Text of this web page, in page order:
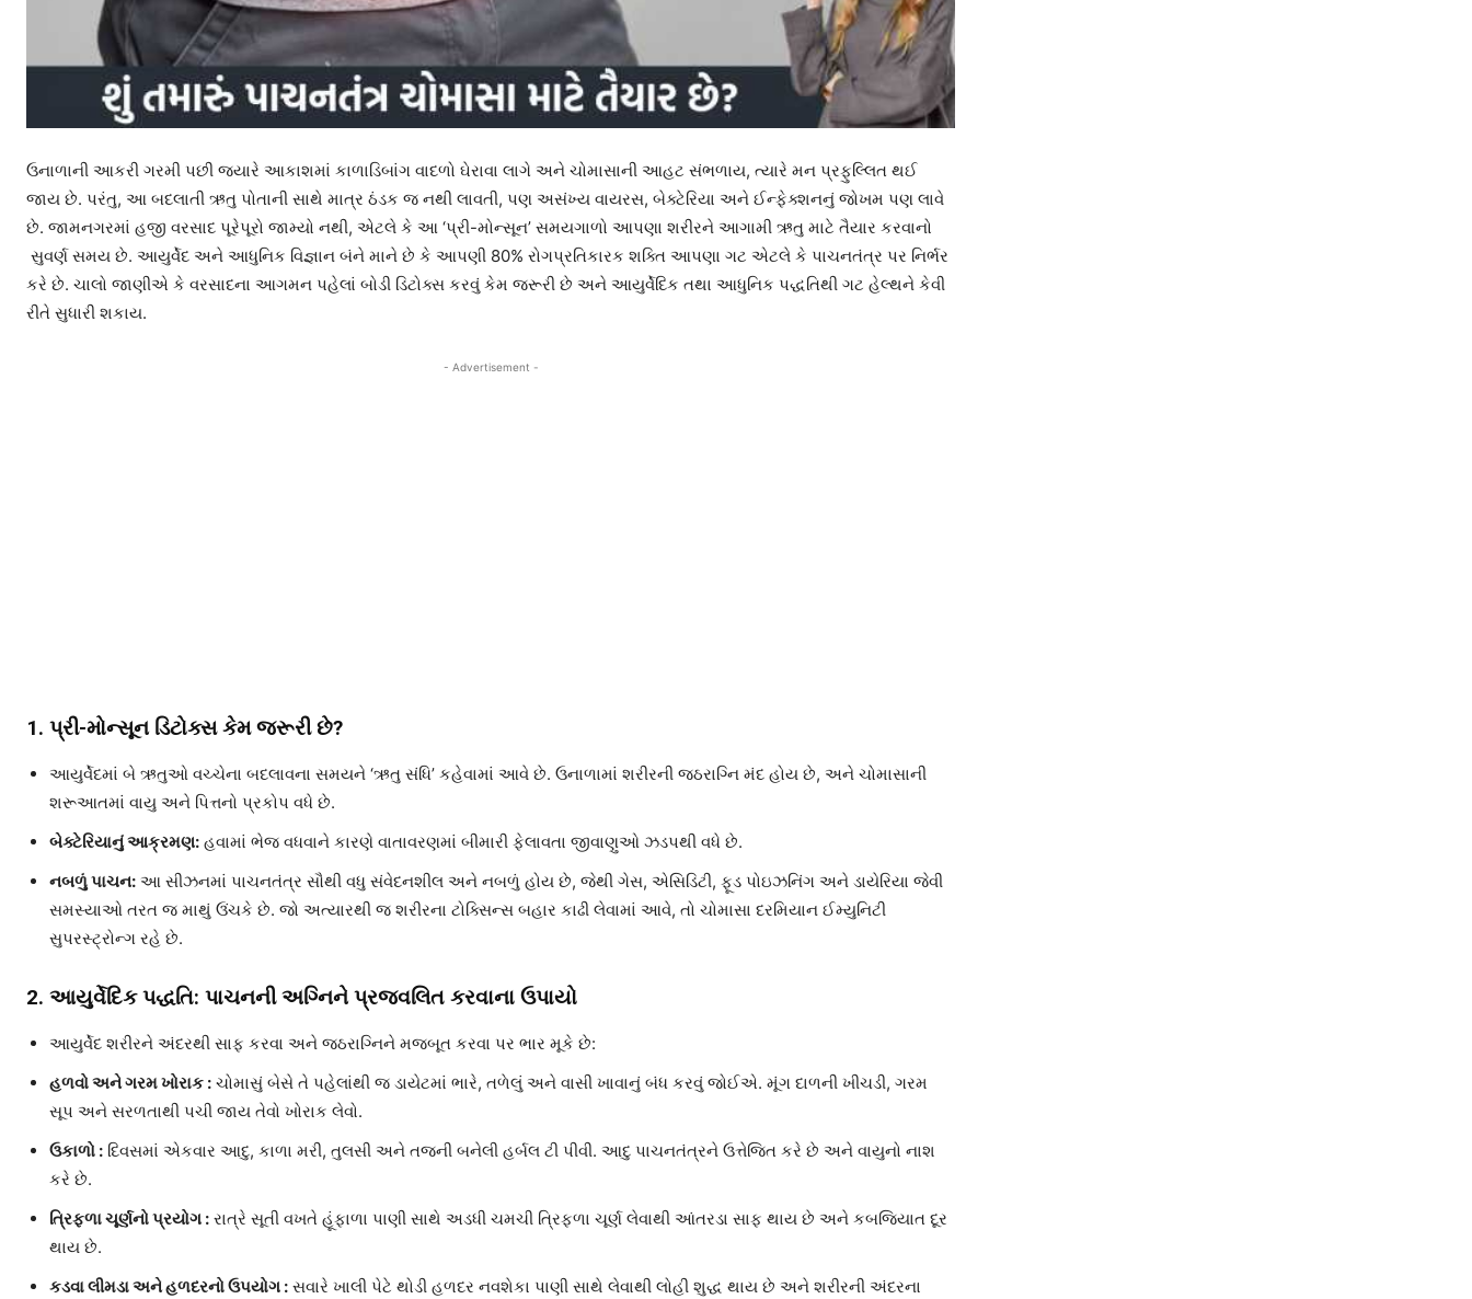
ઉનાળાની આકરી ગરમી પછી જ્યારે આકાશમાં કાળાડિબાંગ વાદળો ઘેરાવા લાગે અને ચોમાસાની આહટ સંભળાય, ત્યારે મન પ્રફુલ્લિત થઈ
જાય છે. પરંતુ, આ બદલાતી ઋતુ પોતાની સાથે માત્ર ઠંડક જ નથી લાવતી, પણ અસંખ્ય વાયરસ, બેક્ટેરિયા અને ઈન્ફેક્શનનું જોખમ પણ લાવે
છે. જામનગરમાં હજી વરસાદ પૂરેપૂરો જામ્યો નથી, એટલે કે આ ‘પ્રી-મોન્સૂન’ સમયગાળો આપણા શરીરને આગામી ઋતુ માટે તૈયાર કરવાનો
સુવર્ણ સમય છે. આયુર્વેદ અને આધુનિક વિજ્ઞાન બંને માને છે કે આપણી 80% રોગપ્રતિકારક શક્તિ આપણા ગટ એટલે કે પાચનતંત્ર પર નિર્ભર
કરે છે. ચાલો જાણીએ કે વરસાદના આગમન પહેલાં બોડી ડિટોક્સ કરવું કેમ જરૂરી છે અને આયુર્વેદિક તથા આધુનિક પદ્ધતિથી ગટ હેલ્થને કેવી
રીતે સુધારી શકાય.
- Advertisement -
1. પ્રી-મોન્સૂન ડિટોક્સ કેમ જરૂરી છે?
આયુર્વેદમાં બે ઋતુઓ વચ્ચેના બદલાવના સમયને ‘ઋતુ સંધિ’ કહેવામાં આવે છે. ઉનાળામાં શરીરની જઠરાગ્નિ મંદ હોય છે, અને ચોમાસાની
શરૂઆતમાં વાયુ અને પિત્તનો પ્રકોપ વધે છે.
બેક્ટેરિયાનું આક્રમણ: હવામાં ભેજ વધવાને કારણે વાતાવરણમાં બીમારી ફેલાવતા જીવાણુઓ ઝડપથી વધે છે.
નબળું પાચન: આ સીઝનમાં પાચનતંત્ર સૌથી વધુ સંવેદનશીલ અને નબળું હોય છે, જેથી ગેસ, એસિડિટી, ફૂડ પોઇઝનિંગ અને ડાયેરિયા જેવી
સમસ્યાઓ તરત જ માથું ઉંચકે છે. જો અત્યારથી જ શરીરના ટોક્સિન્સ બહાર કાઢી લેવામાં આવે, તો ચોમાસા દરમિયાન ઈમ્યુનિટી
સુપરસ્ટ્રોન્ગ રહે છે.
2. આયુર્વેદિક પદ્ધતિ: પાચનની અગ્નિને પ્રજ્વલિત કરવાના ઉપાયો
આયુર્વેદ શરીરને અંદરથી સાફ કરવા અને જઠરાગ્નિને મજબૂત કરવા પર ભાર મૂકે છે:
હળવો અને ગરમ ખોરાક : ચોમાસું બેસે તે પહેલાંથી જ ડાયેટમાં ભારે, તળેલું અને વાસી ખાવાનું બંધ કરવું જોઈએ. મૂંગ દાળની ખીચડી, ગરમ
સૂપ અને સરળતાથી પચી જાય તેવો ખોરાક લેવો.
ઉકાળો : દિવસમાં એકવાર આદુ, કાળા મરી, તુલસી અને તજની બનેલી હર્બલ ટી પીવી. આદુ પાચનતંત્રને ઉત્તેજિત કરે છે અને વાયુનો નાશ
કરે છે.
ત્રિફળા ચૂર્ણનો પ્રયોગ : રાત્રે સૂતી વખતે હૂંફાળા પાણી સાથે અડધી ચમચી ત્રિફળા ચૂર્ણ લેવાથી આંતરડા સાફ થાય છે અને કબજિયાત દૂર
થાય છે.
કડવા લીમડા અને હળદરનો ઉપયોગ : સવારે ખાલી પેટે થોડી હળદર નવશેકા પાણી સાથે લેવાથી લોહી શુદ્ધ થાય છે અને શરીરની અંદરના